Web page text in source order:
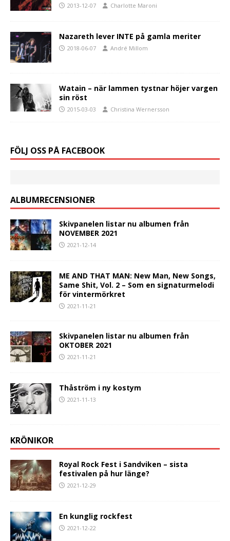
2013-12-07 Charlotte Maroni
Nazareth lever INTE på gamla meriter
2018-06-07 André Millom
Watain – när lammen tystnar höjer vargen
sin röst
2015-03-03 Christina Wernersson
FÖLJ OSS PÅ FACEBOOK
ALBUMRECENSIONER
Skivpanelen listar nu albumen från
NOVEMBER 2021
2021-12-14
ME AND THAT MAN: New Man, New Songs,
Same Shit, Vol. 2 – Som en signaturmelodi
för vintermörkret
2021-11-21
Skivpanelen listar nu albumen från
OKTOBER 2021
2021-11-21
Thåström i ny kostym
2021-11-13
KRÖNIKOR
Royal Rock Fest i Sandviken – sista
festivalen på hur länge?
2021-12-29
En kunglig rockfest
2021-12-22